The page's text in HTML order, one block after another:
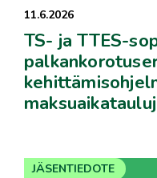
11.6.2026
TS- ja TTES-
JÄSENTIEDOTE